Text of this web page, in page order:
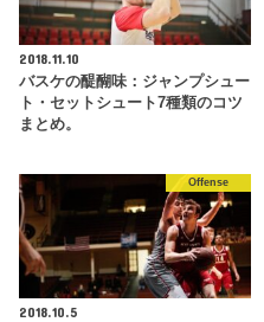
2018.11.10
バスケの醍醐味：ジャンプシュー
ト・セットシュート7種類のコツ
まとめ。
Offense
2018.10.5